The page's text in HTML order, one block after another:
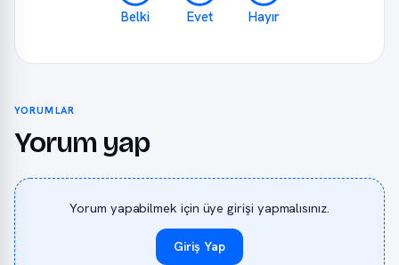
Belki Evet Hayır
YORUMLAR
Yorum yap
Yorum yapabilmek için üye girişi yapmalısınız.
Giriş Yap